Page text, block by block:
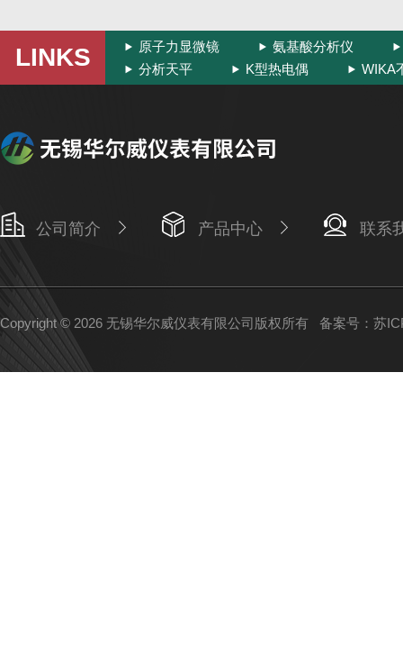
LINKS 原子力显微镜
氨基酸分析仪
分析天平
K型热电偶 WIKA
公司简介 产品中心 联系
Copyright © 2026 无锡华尔威仪表有限公司版权所有 备案号：苏